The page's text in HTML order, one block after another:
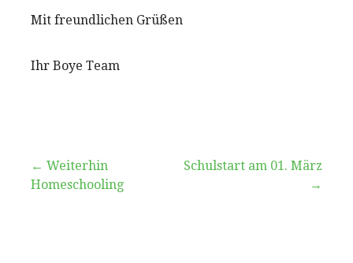
Mit freundlichen Grüßen
Ihr Boye Team
Beitragsnavigation
← Weiterhin
Homeschooling
Schulstart am 01. März
→